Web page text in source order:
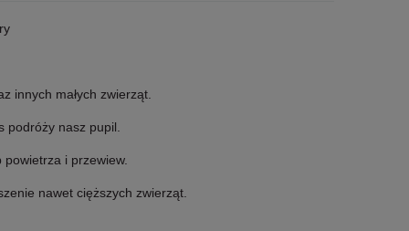
innych małych zwierząt.
podróży nasz pupil.
i przewiew.
nawet cięższych zwierząt.